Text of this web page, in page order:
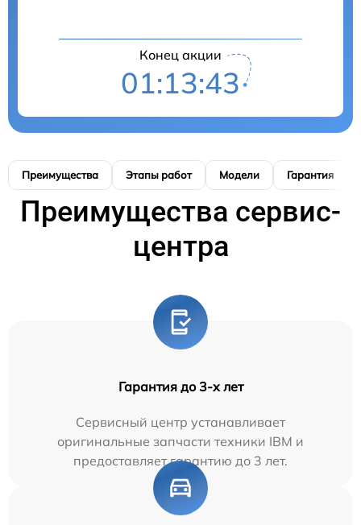
Конец акции
01:13:42
Преимущества Этапы работ Модели Гарантия
Преимущества сервис-
центра
Гарантия до 3-х лет
Сервисный центр устанавливает
оригинальные запчасти техники IBM и
предоставляет гарантию до 3 лет.